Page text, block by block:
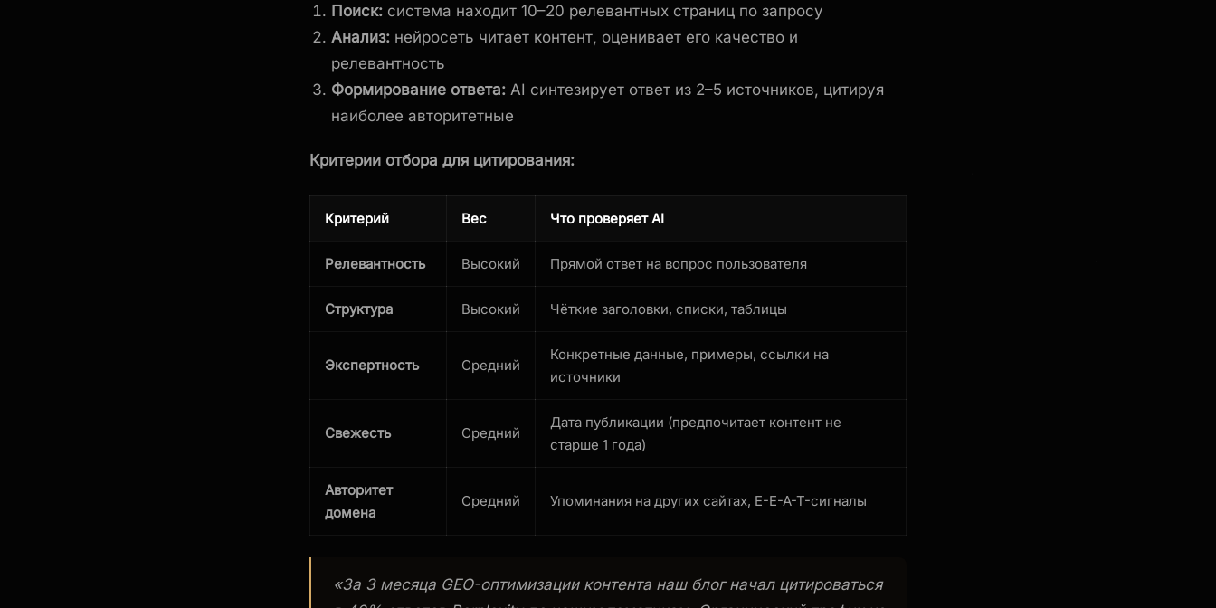
Поиск: система находит 10–20 релевантных страниц по запросу
Анализ: нейросеть читает контент, оценивает его качество и
релевантность
Формирование ответа: AI синтезирует ответ из 2–5 источников, цитируя
наиболее авторитетные
Критерии отбора для цитирования:
Критерий Вес Что проверяет AI
Релевантность Высокий Прямой ответ на вопрос пользователя
Структура Высокий Чёткие заголовки, списки, таблицы
Экспертность Средний
Конкретные данные, примеры, ссылки на
источники
Свежесть Средний
Дата публикации (предпочитает контент не
старше 1 года)
Авторитет
домена
Средний Упоминания на других сайтах, E-E-A-T-сигналы
«За 3 месяца GEO-оптимизации контента наш блог начал цитироваться